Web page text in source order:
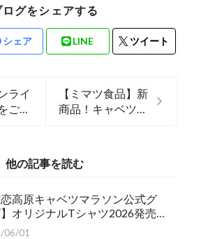
ログをシェアする
シェア LINE ツイート
ライ
ご覧
情
【ミマツ食品】新
商品！キャベツこ
他の記事を読む
恋高原キャベツマラソン公式グ
オリジナルTシャツ2026発売
らせ
06/01